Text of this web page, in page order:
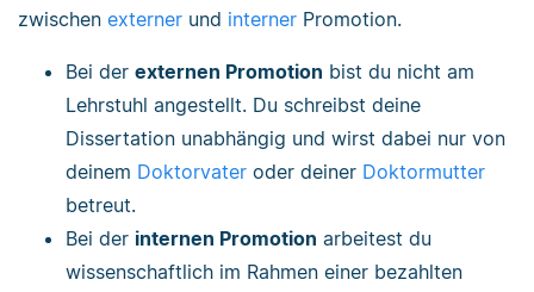
zwischen externer und interner Promotion.
Bei der externen Promotion bist du nicht am
Lehrstuhl angestellt. Du schreibst deine
Dissertation unabhängig und wirst dabei nur von
deinem Doktorvater oder deiner Doktormutter
betreut.
Bei der internen Promotion arbeitest du
wissenschaftlich im Rahmen einer bezahlten